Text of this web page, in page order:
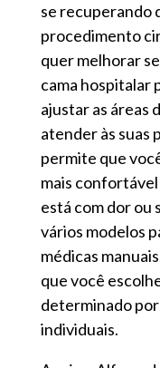
se recuperando
procedimento
quer melhorar
cama hospitalar
ajustar as áreas
atender às suas
permite que
mais
está com dor ou
vários modelos
médicas
que você
determinado
individuais.